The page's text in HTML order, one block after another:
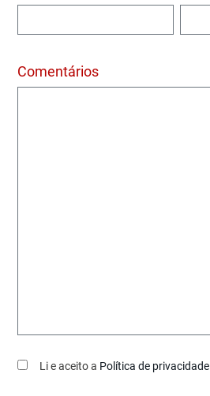
Comentários
Li e aceito a Política de privacidade